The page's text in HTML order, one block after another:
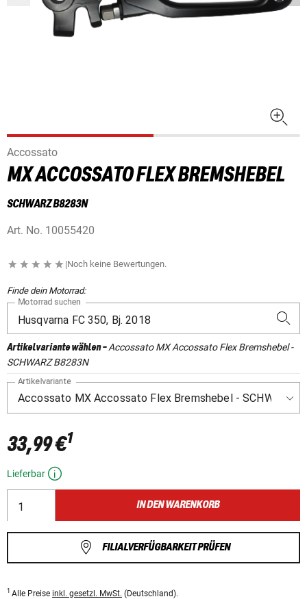
Accossato
MX ACCOSSATO FLEX BREMSHEBEL
SCHWARZ B8283N
Art. No. 10055420
|Noch keine Bewertungen.
Finde dein Motorrad:
Motorrad suchen
Artikelvariante wählen-Accossato MX Accossato Flex Bremshebel -
SCHWARZ B8283N
Artikelvariante
33,99 €1
Lieferbar
IN DEN WARENKORB
FILIALVERFÜGBARKEIT PRÜFEN
1 Alle Preise inkl. gesetzl. MwSt. (Deutschland).